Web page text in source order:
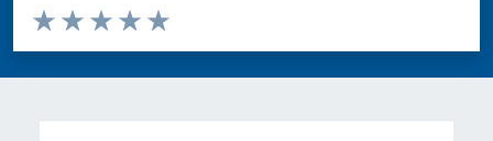
Valuta da 1 a 5 stelle la pagina
Valuta 5 stelle su 5
Valuta 4 stelle su 5
Valuta 3 stelle su 5
Valuta 2 stelle su 5
Valuta 1 stelle su 5